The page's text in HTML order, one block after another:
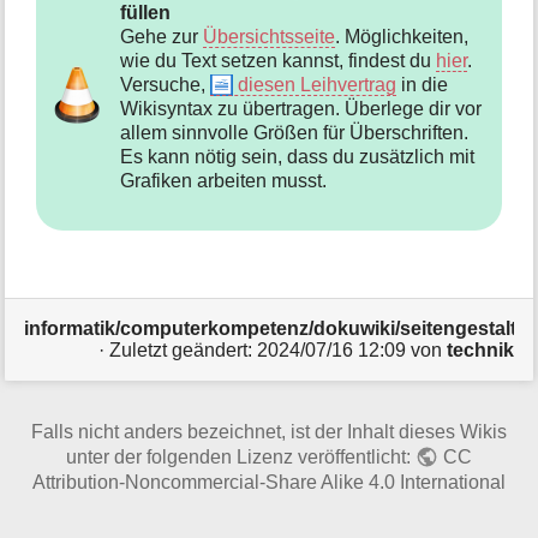
füllen
Gehe zur Übersichtsseite. Möglichkeiten,
wie du Text setzen kannst, findest du hier.
Versuche,
diesen Leihvertrag in die
Wikisyntax zu übertragen. Überlege dir vor
allem sinnvolle Größen für Überschriften.
Es kann nötig sein, dass du zusätzlich mit
Grafiken arbeiten musst.
informatik/computerkompetenz/dokuwiki/
· Zuletzt geändert: 2024/07/16 12:09von technik
Falls nicht anders bezeichnet, ist der Inhalt dieses Wikis
unter der folgenden Lizenz veröffentlicht:
CC
Attribution-Noncommercial-Share Alike 4.0 International